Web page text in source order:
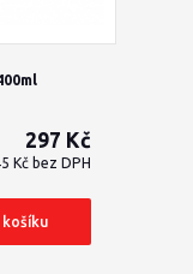
297 Kč
Kč bez DPH